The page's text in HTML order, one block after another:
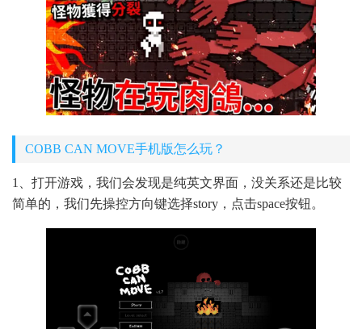
COBB CAN MOVE手机版怎么玩？
1、打开游戏，我们会发现是纯英文界面，没关系还是比较
简单的，我们先操控方向键选择story，点击space按钮。